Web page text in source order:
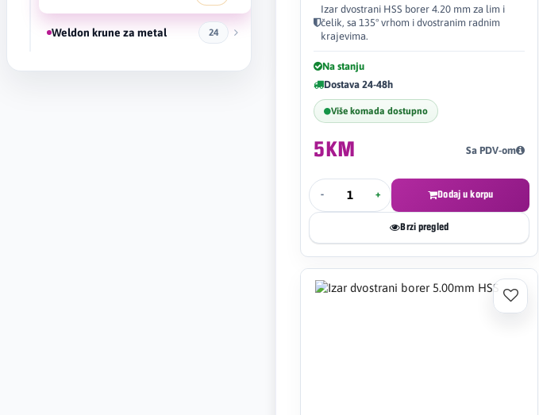
Weldon krune za metal 24
Izar dvostrani HSS borer 4.20 mm za lim i
čelik, sa 135° vrhom i dvostranim radnim
krajevima.
Na stanju
Dostava 24-48h
Više komada dostupno
5KM Sa PDV-om
- + Dodaj u korpu
Brzi pregled